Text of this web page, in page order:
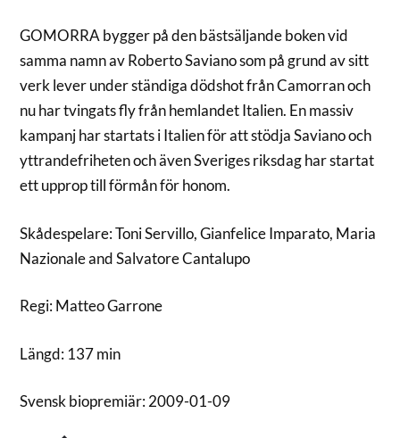
GOMORRA bygger på den bästsäljande boken vid
samma namn av Roberto Saviano som på grund av sitt
verk lever under ständiga dödshot från Camorran och
nu har tvingats fly från hemlandet Italien. En massiv
kampanj har startats i Italien för att stödja Saviano och
yttrandefriheten och även Sveriges riksdag har startat
ett upprop till förmån för honom.
Skådespelare: Toni Servillo, Gianfelice Imparato, Maria
Nazionale and Salvatore Cantalupo
Regi: Matteo Garrone
Längd: 137 min
Svensk biopremiär: 2009-01-09